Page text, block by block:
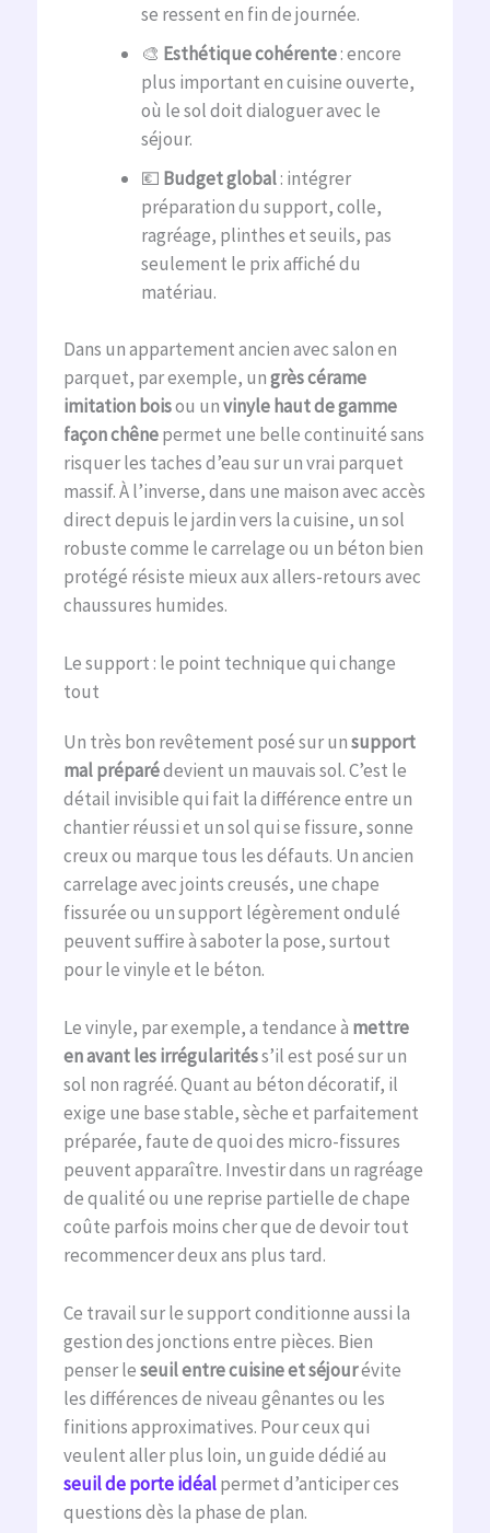
se ressent en fin de journée.
🎨 Esthétique cohérente: encore
plus important en cuisine ouverte,
où le sol doit dialoguer avec le
séjour.
💶 Budget global: intégrer
préparation du support, colle,
ragréage, plinthes et seuils, pas
seulement le prix affiché du
matériau.
Dans un appartement ancien avec salon en
parquet, par exemple, ungrès cérame
imitation boisou unvinyle haut de gamme
façon chênepermet une belle continuité sans
risquer les taches d’eau sur un vrai parquet
massif. À l’inverse, dans une maison avec accès
direct depuis le jardin vers la cuisine, un sol
robuste comme le carrelage ou un béton bien
protégé résiste mieux aux allers-retours avec
chaussures humides.
Le support : le point technique qui change
tout
Un très bon revêtement posé sur unsupport
mal préparédevient un mauvais sol. C’est le
détail invisible qui fait la différence entre un
chantier réussi et un sol qui se fissure, sonne
creux ou marque tous les défauts. Un ancien
carrelage avec joints creusés, une chape
fissurée ou un support légèrement ondulé
peuvent suffire à saboter la pose, surtout
pour le vinyle et le béton.
Le vinyle, par exemple, a tendance à mettre
en avant les irrégularitéss’il est posé sur un
sol non ragréé. Quant au béton décoratif, il
exige une base stable, sèche et parfaitement
préparée, faute de quoi des micro-fissures
peuvent apparaître. Investir dans un ragréage
de qualité ou une reprise partielle de chape
coûte parfois moins cher que de devoir tout
recommencer deux ans plus tard.
Ce travail sur le support conditionne aussi la
gestion des jonctions entre pièces. Bien
penser leseuil entre cuisine et séjourévite
les différences de niveau gênantes ou les
finitions approximatives. Pour ceux qui
veulent aller plus loin, un guide dédié au
seuil de porte idéalpermet d’anticiper ces
questions dès la phase de plan.